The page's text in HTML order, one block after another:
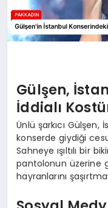
Gülşen,
İddialı
Ünlü şarkıcı
konserde giydiği
Sahneye ışıltılı bir
pantolonun üzerine
hayranlarını